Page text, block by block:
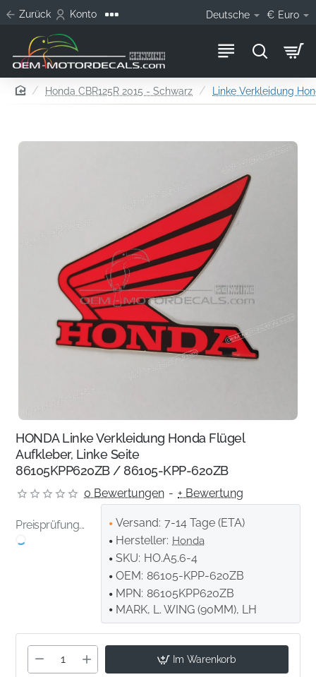
Zurück Konto Deutsche € Euro
homeHonda CBR125R 2015 - Schwarz Linke Verkleidung
HONDA Linke Verkleidung Honda Flügel
Aufkleber, Linke Seite
86105KPP620ZB / 86105-KPP-620ZB
0 Bewertungen - + Bewertung
Preisprüfung... Versand: 7-14 Tage (ETA)
Hersteller: Honda
SKU: HO.A5.6-4
OEM: 86105-KPP-620ZB
MPN: 86105KPP620ZB
MARK, L. WING (90MM), LH
Im Warenkorb